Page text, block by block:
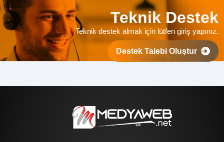
Teknik Destek
Teknik destek almak için lütfen giriş yapınız.
Destek Talebi Oluştur